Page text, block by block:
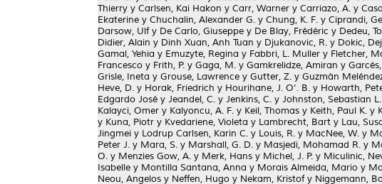
Thierry y Carlsen, Kai Hakon y Carr, Warner y Carriazo, A. y
Ekaterine y Chuchalin, Alexander G. y Chung, K. F. y Ciprandi,
Darsow, Ulfy De Carlo, Giuseppe y De Blay, Frédéric y Dedeu,
Didier, Alain y Dinh Xuan, Anh Tuan y Djukanovic, R. y Dokic,
Gamal, Yehia y Emuzyte, Regina y Fabbri, L. Muller y Fletcher,
Francesco y Frith, P. y Gaga, M. y Gamkrelidze, Amiran y
Grisle, Ineta y Grouse, Lawrence y Gutter, Z. y Guzmán
Heve, D. y Horak, Friedrich y Hourihane, J. O’. B. y Howarth,
Edgardo José y Jeandel, C. y Jenkins, C. y Johnston, Sebastian L.
Kalayci, Omer y Kalyoncu, A. F. y Keil, Thomas y Keith, Paul K. y
y Kuna, Piotr y Kvedariene, Violeta y Lambrecht, Bart y Lau,
Jingmei y Lodrup Carlsen, Karin C. y Louis, R. y MacNee, W. y
Peter J. y Mara, S. y Marshall, G. D. y Masjedi, Mohamad R. y
O. y Menzies Gow, A. y Merk, Hans y Michel, J. P. y Miculinic,
Isabelle y Montilla Santana, Anna y Morais Almeida, Mario y
Neou, Angelos y Neffen, Hugo y Nekam, Kristofy Niggemann,